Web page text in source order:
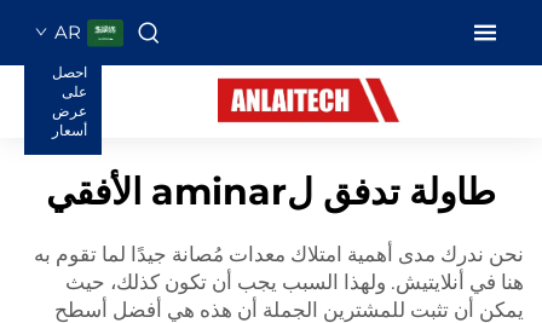
AR
احصل
على
عرض
أسعار
طاولة تدفق لaminar الأفقي
نحن ندرك مدى أهمية امتلاك معدات مُصانة جيدًا لما تقوم به
هنا في أنلايتيش. ولهذا السبب يجب أن تكون كذلك، حيث
يمكن أن تثبت للمشترين الجملة أن هذه هي أفضل أسطح